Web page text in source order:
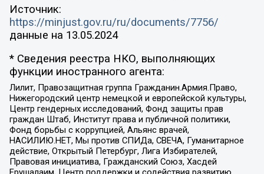
Источник:
https://minjust.gov.ru/ru/documents/7756/
данные на 13.05.2024
* Сведения реестра НКО, выполняющих
функции иностранного агента:
Лилит, Правозащитная группа Гражданин.Армия.Право,
Нижегородский центр немецкой и европейской культуры,
Центр гендерных исследований, Фонд защиты прав
граждан Штаб, Институт права и публичной политики,
Фонд борьбы с коррупцией, Альянс врачей,
НАСИЛИЮ.НЕТ, Мы против СПИДа, СВЕЧА, Гуманитарное
действие, Открытый Петербург, Лига Избирателей,
Правовая инициатива, Гражданский Союз, Хасдей